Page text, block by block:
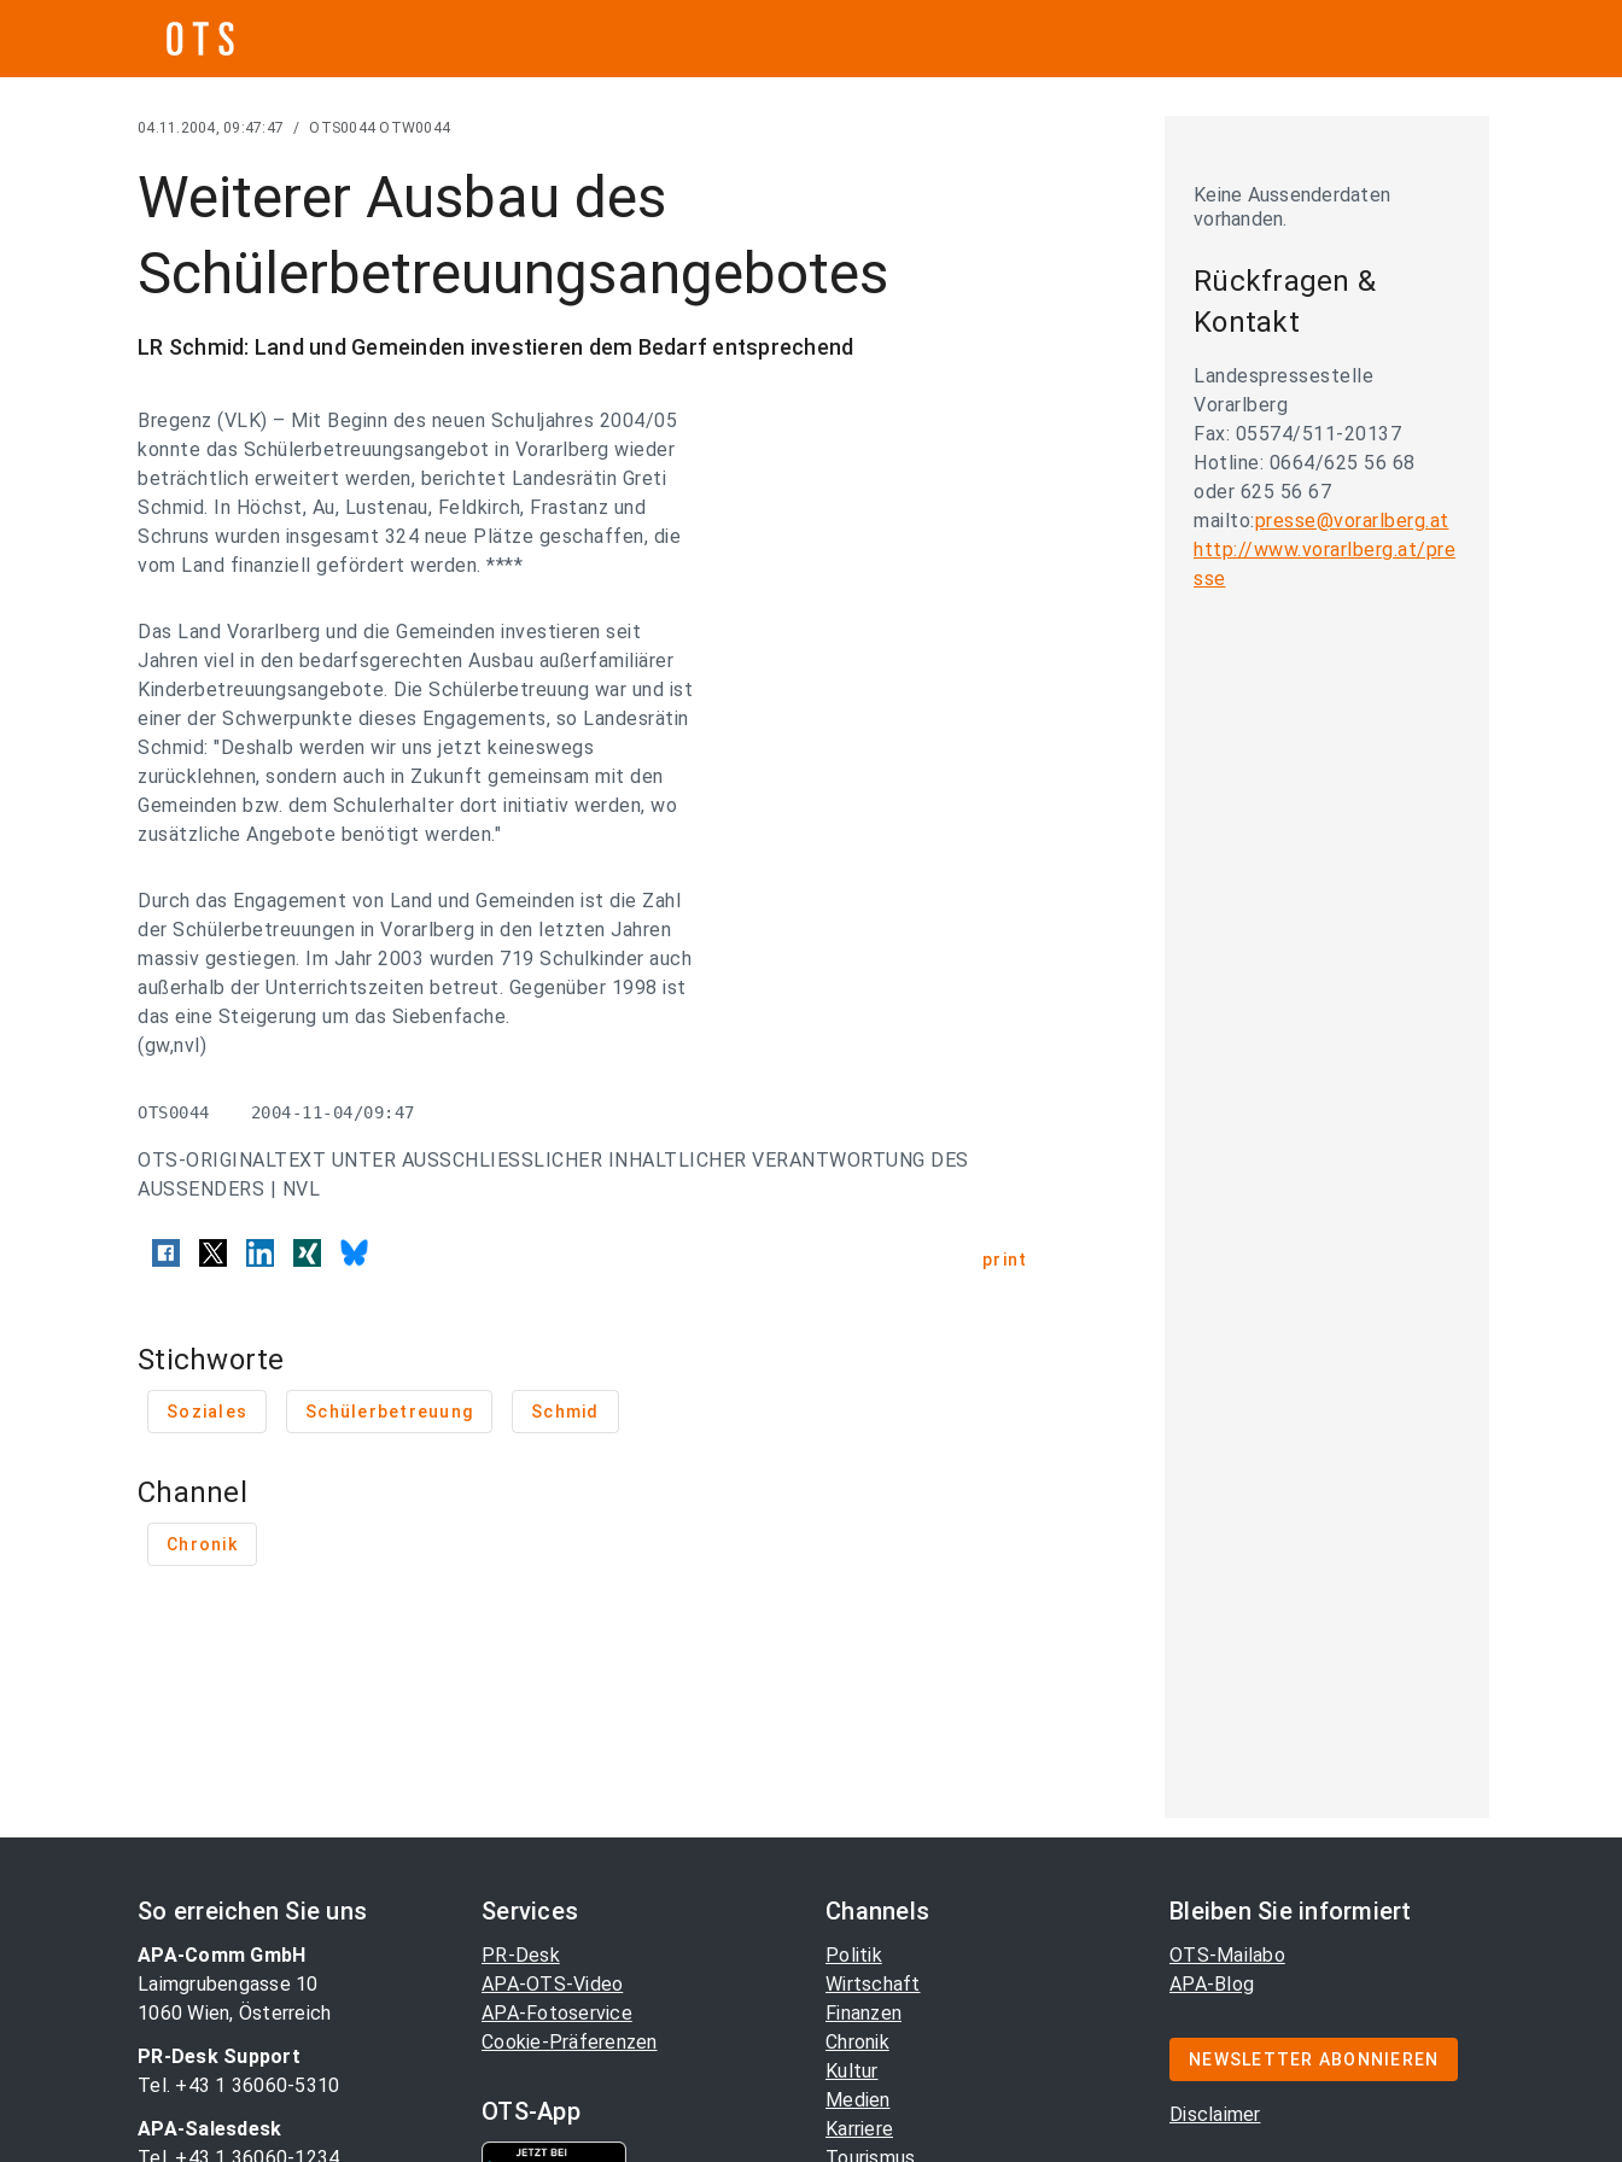
04.11.2004, 09:47:47 / OTS0044 OTW0044
Weiterer Ausbau des
Schülerbetreuungsangebotes
LR Schmid: Land und Gemeinden investieren dem Bedarf entsprechend
Bregenz (VLK) – Mit Beginn des neuen Schuljahres 2004/05
konnte das Schülerbetreuungsangebot in Vorarlberg wieder
beträchtlich erweitert werden, berichtet Landesrätin Greti
Schmid. In Höchst, Au, Lustenau, Feldkirch, Frastanz und
Schruns wurden insgesamt 324 neue Plätze geschaffen, die
vom Land finanziell gefördert werden. ****
Das Land Vorarlberg und die Gemeinden investieren seit
Jahren viel in den bedarfsgerechten Ausbau außerfamiliärer
Kinderbetreuungsangebote. Die Schülerbetreuung war und ist
einer der Schwerpunkte dieses Engagements, so Landesrätin
Schmid: "Deshalb werden wir uns jetzt keineswegs
zurücklehnen, sondern auch in Zukunft gemeinsam mit den
Gemeinden bzw. dem Schulerhalter dort initiativ werden, wo
zusätzliche Angebote benötigt werden."
Durch das Engagement von Land und Gemeinden ist die Zahl
der Schülerbetreuungen in Vorarlberg in den letzten Jahren
massiv gestiegen. Im Jahr 2003 wurden 719 Schulkinder auch
außerhalb der Unterrichtszeiten betreut. Gegenüber 1998 ist
das eine Steigerung um das Siebenfache.
(gw,nvl)
OTS0044    2004-11-04/09:47
OTS-ORIGINALTEXT UNTER AUSSCHLIESSLICHER INHALTLICHER VERANTWORTUNG DES
AUSSENDERS | NVL
print
Stichworte
Soziales Schülerbetreuung Schmid
Channel
Chronik
Keine Aussenderdaten
vorhanden.
Rückfragen &
Kontakt
Landespressestelle
Vorarlberg
Fax: 05574/511-20137
Hotline: 0664/625 56 68
oder 625 56 67
mailto:presse@vorarlberg.at
http://www.vorarlberg.at/pre
sse
So erreichen Sie uns
APA-Comm GmbH
Laimgrubengasse 10
1060 Wien, Österreich
PR-Desk Support
Tel. +43 1 36060-5310
APA-Salesdesk
Services
PR-Desk
APA-OTS-Video
APA-Fotoservice
Cookie-Präferenzen
OTS-App
Channels
Politik
Wirtschaft
Finanzen
Chronik
Kultur
Medien
Karriere
Bleiben Sie informiert
OTS-Mailabo
APA-Blog
NEWSLETTER ABONNIEREN
Disclaimer